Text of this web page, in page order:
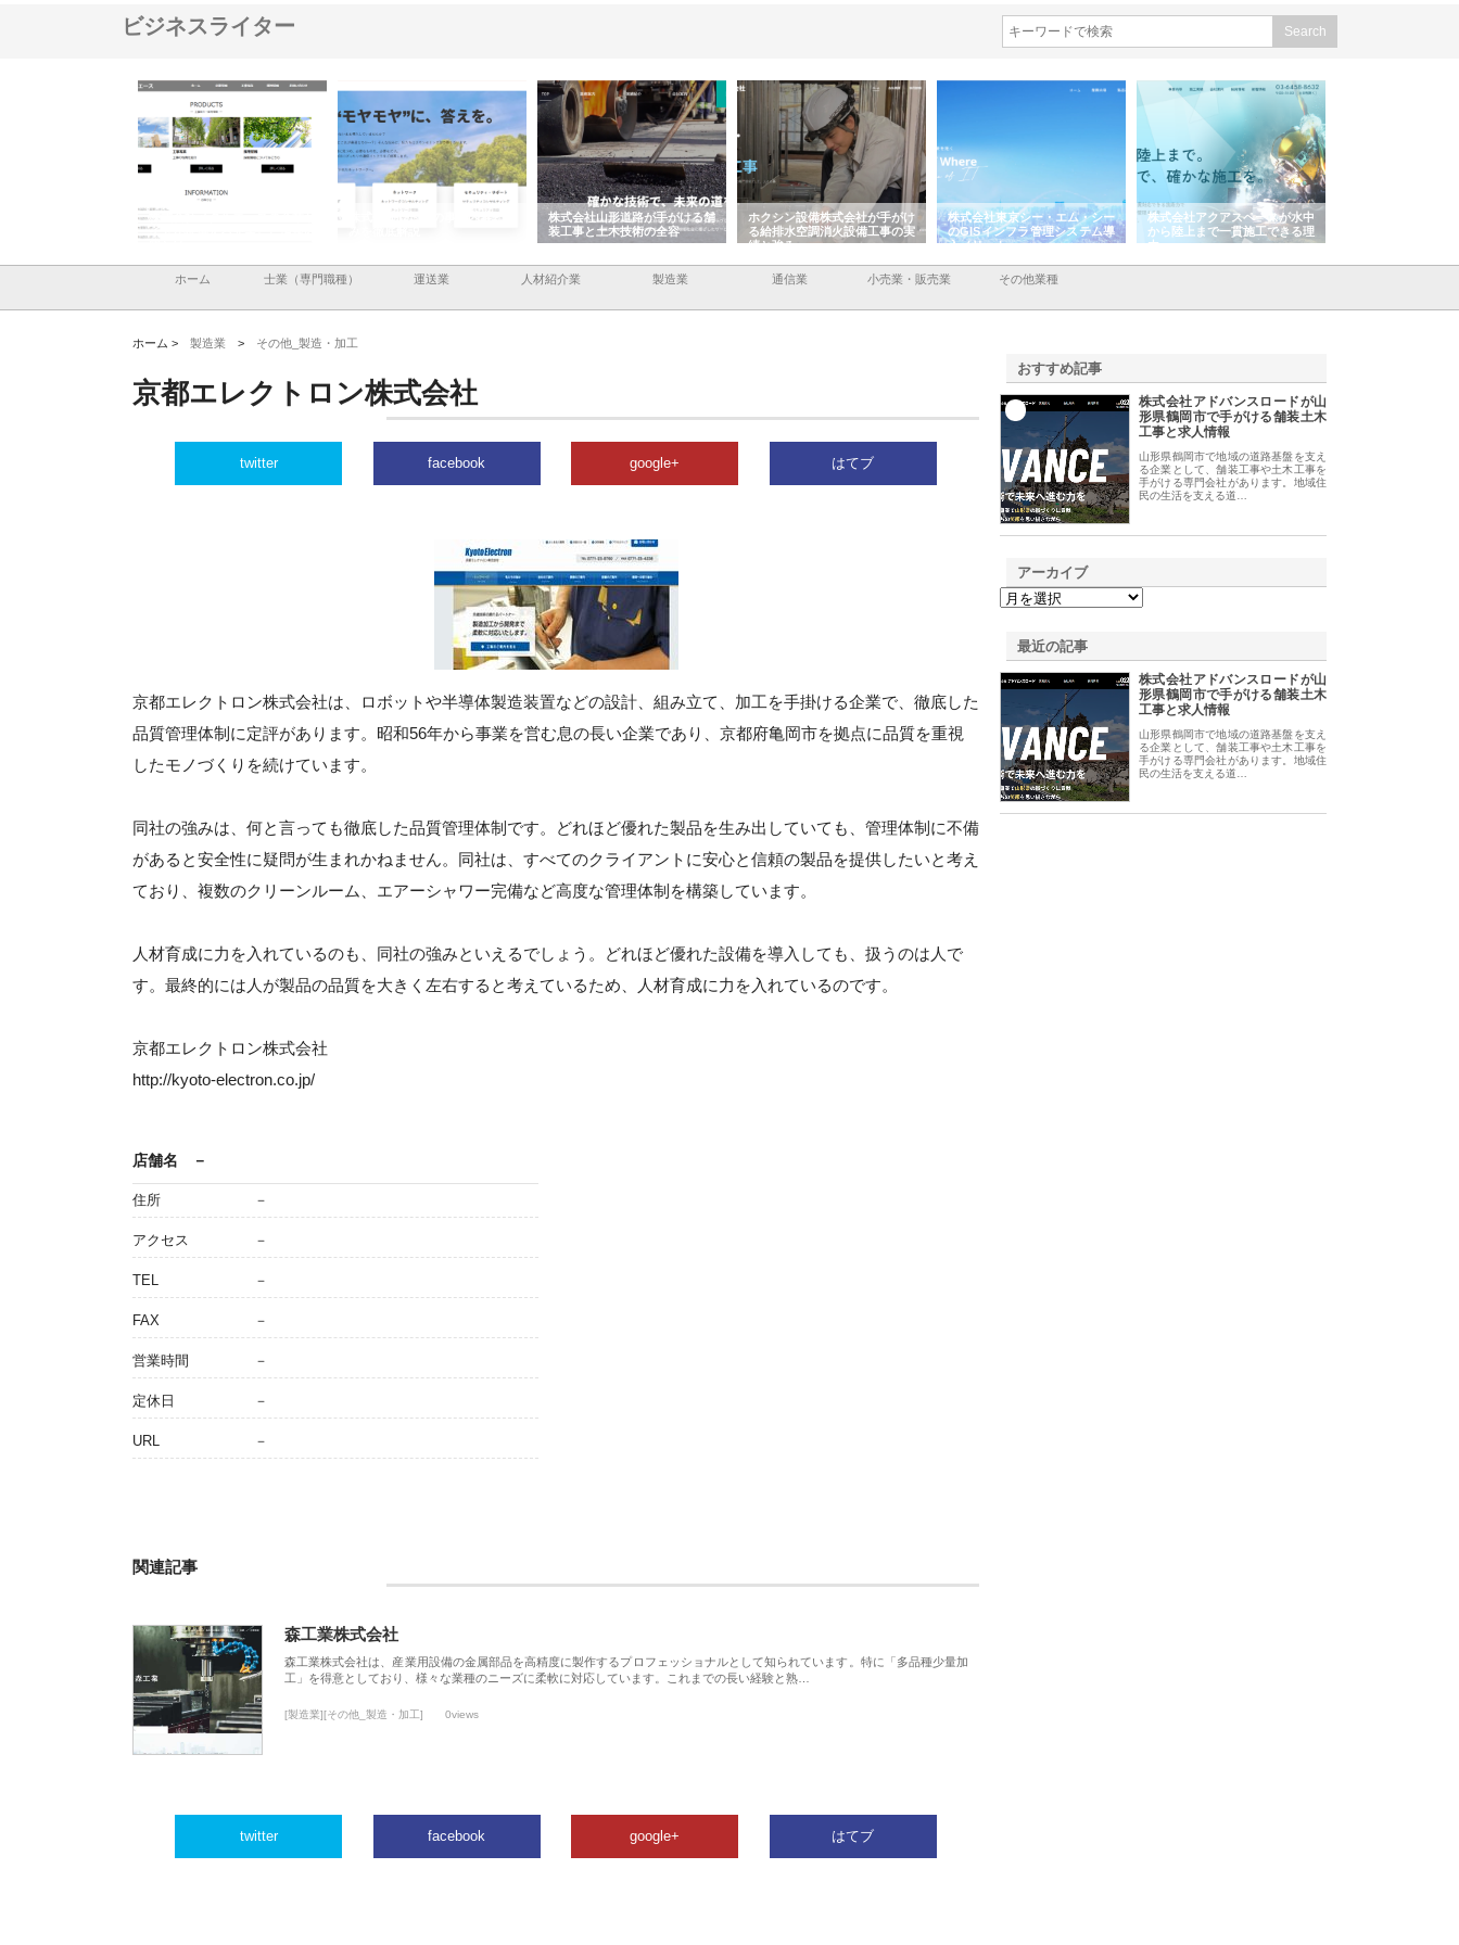
ビジネスライター
イトが提供する充実した情報内
株式会社ＣＳＡの事業内容と強
株式会社山形道路が手がける舗
装工事と土木技術の全容
ホクシン設備株式会社が手がけ
る給排水空調消火設備工事の実
績と強み
株式会社東京シー・エム・シー
のGISインフラ管理システム導
入メリット
株式会社アクアスペースが水中
から陸上まで一貫施工できる理
由
ホーム 士業（専門職種） 運送業 人材紹介業 製造業 通信業 小売業・販売業 その他業種
ホーム > 製造業 > その他_製造・加工
京都エレクトロン株式会社
twitter facebook google+ はてブ
京都エレクトロン株式会社は、ロボットや半導体製造装置などの設計、組み立て、加工を手掛ける企業で、徹底した
品質管理体制に定評があります。昭和56年から事業を営む息の長い企業であり、京都府亀岡市を拠点に品質を重視
したモノづくりを続けています。
同社の強みは、何と言っても徹底した品質管理体制です。どれほど優れた製品を生み出していても、管理体制に不備
があると安全性に疑問が生まれかねません。同社は、すべてのクライアントに安心と信頼の製品を提供したいと考え
ており、複数のクリーンルーム、エアーシャワー完備など高度な管理体制を構築しています。
人材育成に力を入れているのも、同社の強みといえるでしょう。どれほど優れた設備を導入しても、扱うのは人で
す。最終的には人が製品の品質を大きく左右すると考えているため、人材育成に力を入れているのです。
京都エレクトロン株式会社
http://kyoto-electron.co.jp/
店舗名 －
住所 －
アクセス －
TEL －
FAX －
営業時間 －
定休日 －
URL －
関連記事
森工業株式会社
森工業株式会社は、産業用設備の金属部品を高精度に製作するプロフェッショナルとして知られています。特に「多品種少量加
工」を得意としており、様々な業種のニーズに柔軟に対応しています。これまでの長い経験と熟…
[製造業][その他_製造・加工] 0views
twitter facebook google+ はてブ
おすすめ記事
株式会社アドバンスロードが山
形県鶴岡市で手がける舗装土木
工事と求人情報
山形県鶴岡市で地域の道路基盤を支え
る企業として、舗装工事や土木工事を
手がける専門会社があります。地域住
民の生活を支える道…
アーカイブ
最近の記事
株式会社アドバンスロードが山
形県鶴岡市で手がける舗装土木
工事と求人情報
山形県鶴岡市で地域の道路基盤を支え
る企業として、舗装工事や土木工事を
手がける専門会社があります。地域住
民の生活を支える道…